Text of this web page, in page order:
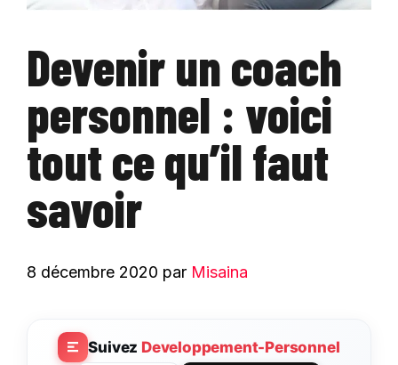
Devenir un coach
personnel : voici
tout ce qu’il faut
savoir
8 décembre 2020 par Misaina
Suivez Developpement-Personnel